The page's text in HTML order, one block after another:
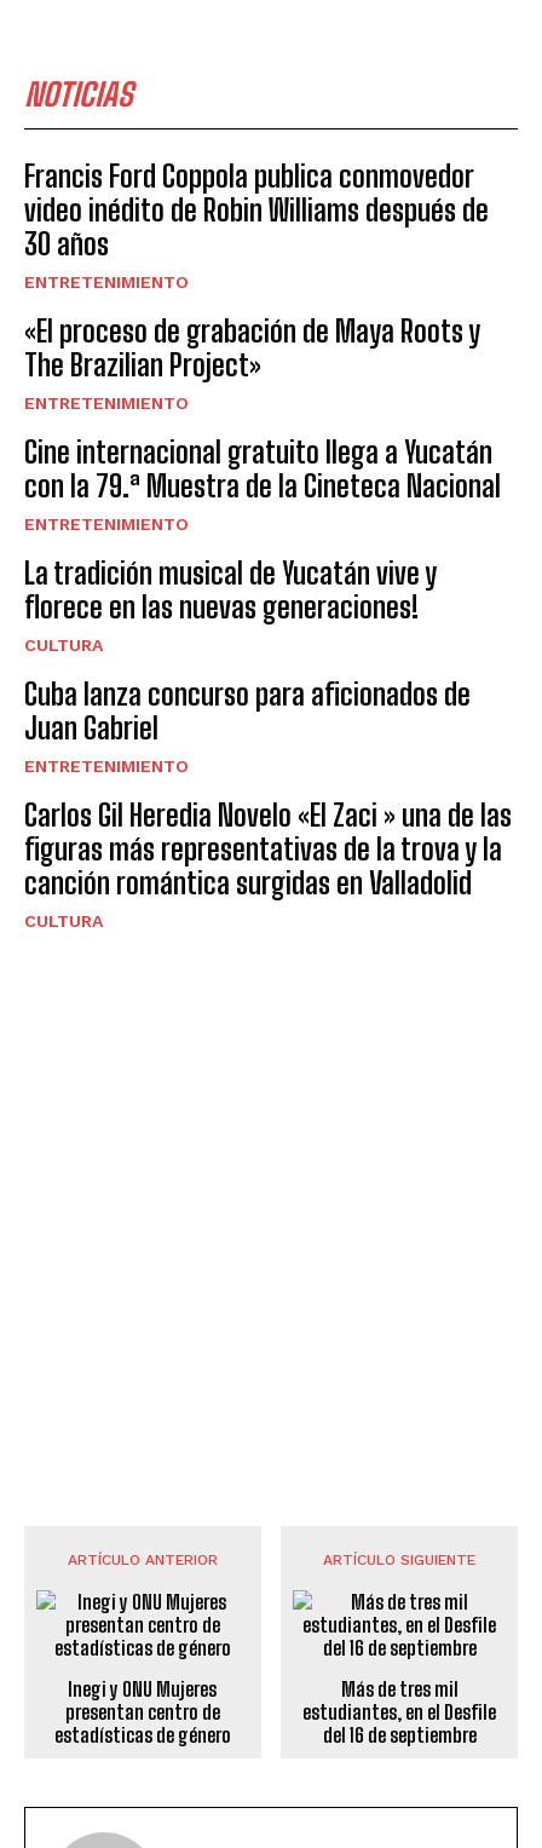
NOTICIAS
Francis Ford Coppola publica conmovedor
video inédito de Robin Williams después de
30 años
ENTRETENIMIENTO
«El proceso de grabación de Maya Roots y
The Brazilian Project»
ENTRETENIMIENTO
Cine internacional gratuito llega a Yucatán
con la 79.ª Muestra de la Cineteca Nacional
ENTRETENIMIENTO
La tradición musical de Yucatán vive y
florece en las nuevas generaciones!
CULTURA
Cuba lanza concurso para aficionados de
Juan Gabriel
ENTRETENIMIENTO
Carlos Gil Heredia Novelo «El Zaci » una de las
figuras más representativas de la trova y la
canción romántica surgidas en Valladolid
CULTURA
ARTÍCULO ANTERIOR
Inegi y ONU Mujeres
presentan centro de
estadísticas de género
ARTÍCULO SIGUIENTE
Más de tres mil
estudiantes, en el Desfile
del 16 de septiembre